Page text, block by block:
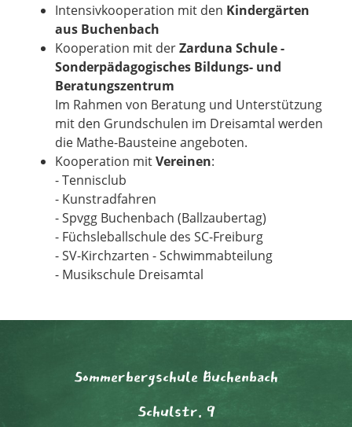
Intensivkooperation mit den Kindergärten
aus Buchenbach
Kooperation mit derZarduna Schule -
Sonderpädagogisches Bildungs- und
Beratungszentrum
Im Rahmen von Beratung und Unterstützung
mit den Grundschulen im Dreisamtal werden
die Mathe-Bausteine angeboten.
Kooperation mitVereinen:
- Tennisclub
- Kunstradfahren
- Spvgg Buchenbach (Ballzaubertag)
- Füchsleballschule des SC-Freiburg
- SV-Kirchzarten - Schwimmabteilung
- Musikschule Dreisamtal
Sommerbergschule Buchenbach
Schulstr. 9